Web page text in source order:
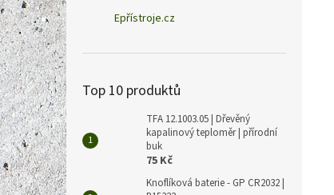
Epřístroje.cz
Top 10 produktů
TFA 12.1003.05 | Dřevěný
kapalinový teploměr | přírodní
buk
75 Kč
Knoflíková baterie - GP CR2032 |